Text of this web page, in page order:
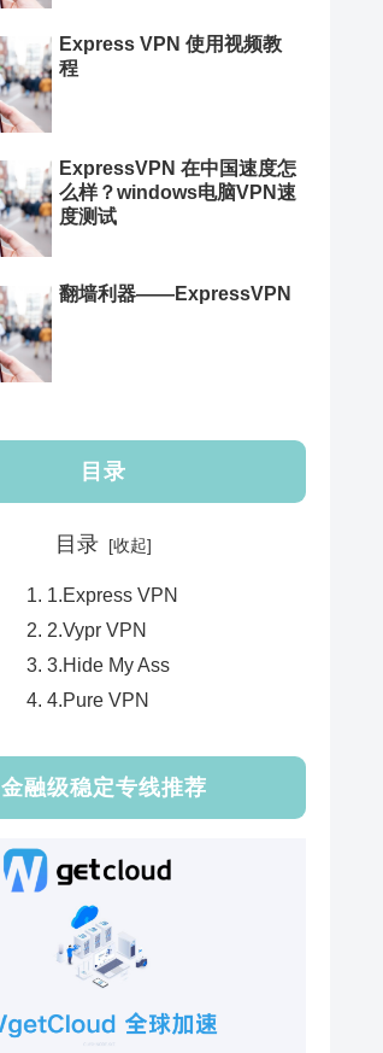
Express VPN 使用视频教
程
ExpressVPN 在中国速度怎
么样？windows电脑VPN速
度测试
翻墙利器——ExpressVPN
目录
目录
1.Express VPN
2.Vypr VPN
3.Hide My Ass
4.Pure VPN
金融级稳定专线推荐